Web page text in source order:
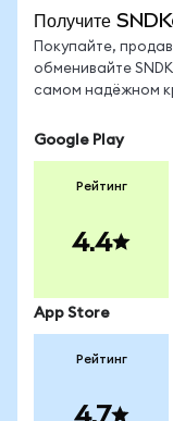
Получите
Покупайте,
обменивайте
самом надёжном
Google Play
Рейтинг
4.4
App Store
Рейтинг
4.7